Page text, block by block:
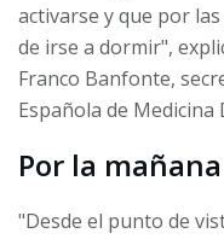
activarse y que por
de irse a dormir",
Franco Banfonte,
Española de Medicina
Por la mañana
"Desde el punto de